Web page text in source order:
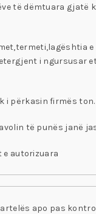
të dëmtuara gjatë
i ngursusar
i përkasin firmës ton.
të punës janë
autorizuara
apo pas